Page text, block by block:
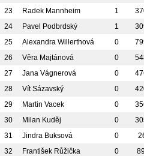
23
Radek Mannheim 1
24
Pavel Podbrdský 1
25
Alexandra Willerthová 0
26
Věra Majtánová 0
27
Jana Vágnerová 0
28
Vít Sázavský 0
29
Martin Vacek 0
30
Milan Kuděj 0
31
Jindra Buksová 0
32
František Růžička 0